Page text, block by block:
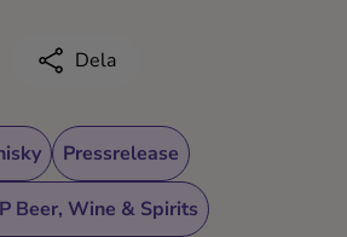
Dela
Pressrelease
Beer, Wine & Spirits